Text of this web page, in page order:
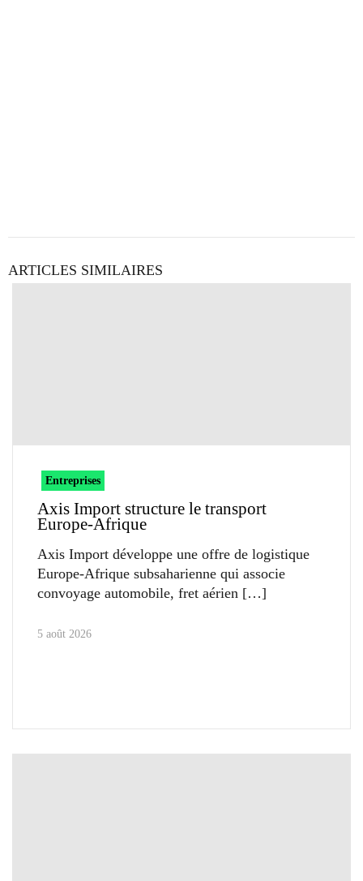
ARTICLES SIMILAIRES
Entreprises
Axis Import structure le transport
Europe-Afrique
Axis Import développe une offre de logistique
Europe-Afrique subsaharienne qui associe
convoyage automobile, fret aérien
5 août 2026